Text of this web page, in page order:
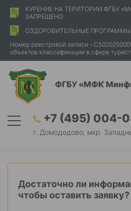
КУРЕНИЕ НА ТЕРИТОРИИ ФГБУ
ЗАПРЕЩЕНО
ОЗДОРОВИТЕЛЬНЫЕ ПРОГРАММЫ
Номер реестровой записи -
объектов классификации в сфере
ФГБУ «МФК
+7 (495) 004-
г. Домодедово, мкр.
Достаточно ли
чтобы оставить заявку?